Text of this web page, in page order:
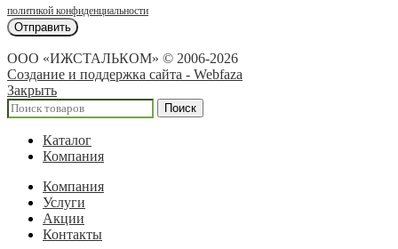
политикой конфиденциальности
ООО «ИЖСТАЛЬКОМ» © 2006-2026
Создание и поддержка сайта - Webfaza
Закрыть
Поиск
Каталог
Компания
Компания
Услуги
Акции
Контакты